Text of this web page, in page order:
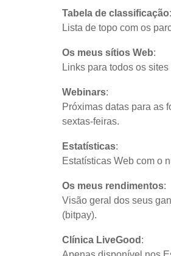
Tabela de classificação:
Lista de topo com os
Os meus sítios Web:
Links para todos os
Webinars:
Próximas datas para as
sextas-feiras.
Estatísticas:
Estatísticas Web com o
Os meus rendimentos:
Visão geral dos seus
(bitpay).
Clínica LiveGood :